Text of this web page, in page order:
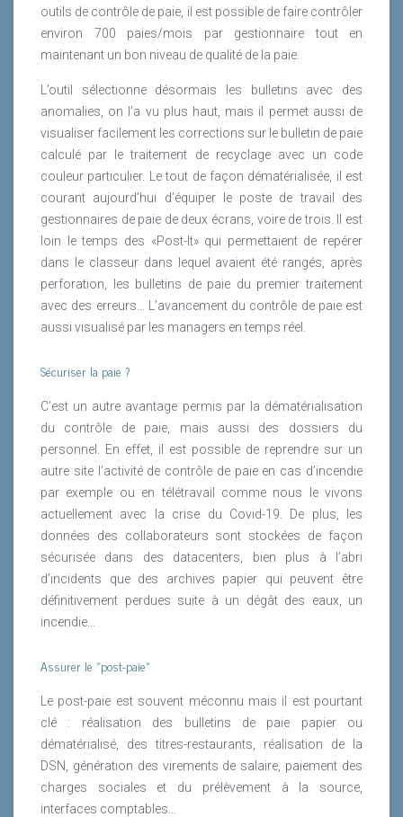
outils de contrôle de paie, il est possible de faire contrôler
environ 700 paies/mois par gestionnaire tout en
maintenant un bon niveau de qualité de la paie.
L’outil sélectionne désormais les bulletins avec des
anomalies, on l’a vu plus haut, mais il permet aussi de
visualiser facilement les corrections sur le bulletin de paie
calculé par le traitement de recyclage avec un code
couleur particulier. Le tout de façon dématérialisée, il est
courant aujourd’hui d’équiper le poste de travail des
gestionnaires de paie de deux écrans, voire de trois. Il est
loin le temps des «Post-It» qui permettaient de repérer
dans le classeur dans lequel avaient été rangés, après
perforation, les bulletins de paie du premier traitement
avec des erreurs… L’avancement du contrôle de paie est
aussi visualisé par les managers en temps réel.
Sécuriser la paie ?
C’est un autre avantage permis par la dématérialisation
du contrôle de paie, mais aussi des dossiers du
personnel. En effet, il est possible de reprendre sur un
autre site l’activité de contrôle de paie en cas d’incendie
par exemple ou en télétravail comme nous le vivons
actuellement avec la crise du Covid-19. De plus, les
données des collaborateurs sont stockées de façon
sécurisée dans des datacenters, bien plus à l’abri
d’incidents que des archives papier qui peuvent être
définitivement perdues suite à un dégât des eaux, un
incendie…
Assurer le «post-paie»
Le post-paie est souvent méconnu mais il est pourtant
clé : réalisation des bulletins de paie papier ou
dématérialisé, des titres-restaurants, réalisation de la
DSN, génération des virements de salaire, paiement des
charges sociales et du prélèvement à la source,
interfaces comptables…